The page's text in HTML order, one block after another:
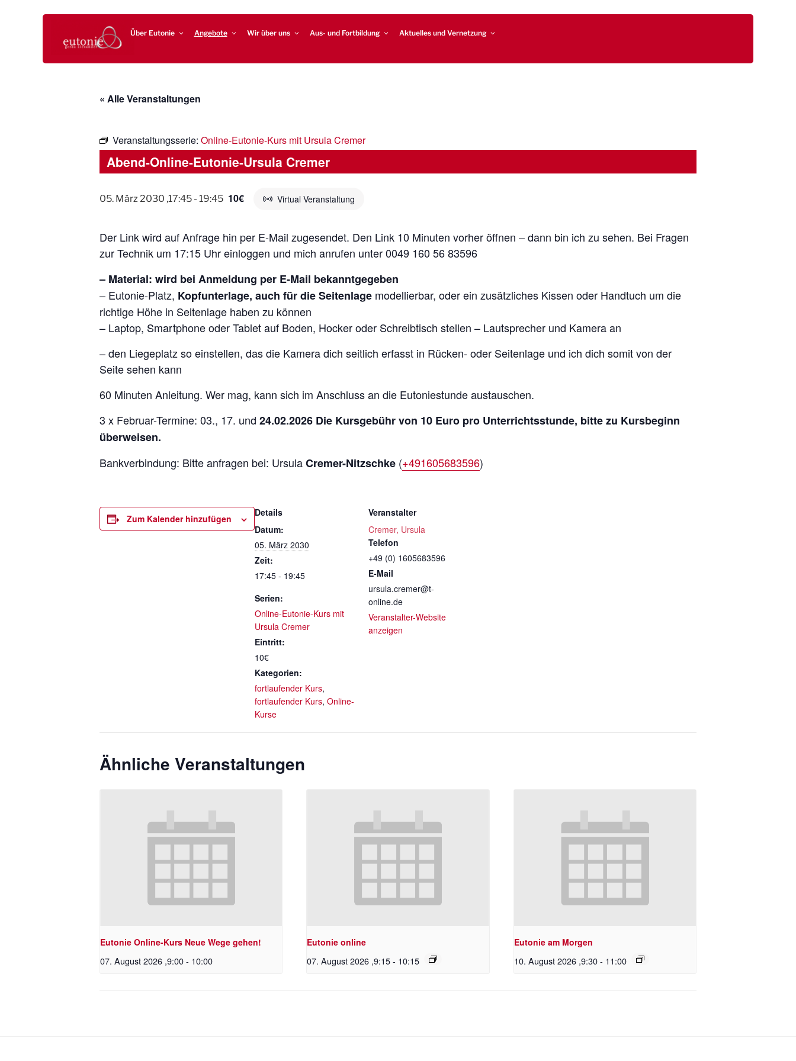
EUTONIE.DE
Über Eutonie Angebote Wir über uns Aus- und Fortbildung Aktuelles und Vernetzung
« Alle Veranstaltungen
Veranstaltungsserie: Online-Eutonie-Kurs mit Ursula Cremer
Abend-Online-Eutonie-Ursula Cremer
05. März 2030 ,17:45 - 19:45 Virtual Veranstaltung
10€
Der Link wird auf Anfrage hin per E-Mail zugesendet. Den Link 10 Minuten vorher öffnen – dann bin ich zu sehen. Bei Fragen
zur Technik um 17:15 Uhr einloggen und mich anrufen unter 0049 160 56 83596
– Material: wird bei Anmeldung per E-Mail bekanntgegeben
– Eutonie-Platz, Kopfunterlage, auch für die Seitenlage modellierbar, oder ein zusätzliches Kissen oder Handtuch um die
richtige Höhe in Seitenlage haben zu können
– Laptop, Smartphone oder Tablet auf Boden, Hocker oder Schreibtisch stellen – Lautsprecher und Kamera an
– den Liegeplatz so einstellen, das die Kamera dich seitlich erfasst in Rücken- oder Seitenlage und ich dich somit von der
Seite sehen kann
60 Minuten Anleitung. Wer mag, kann sich im Anschluss an die Eutoniestunde austauschen.
3 x Februar-Termine: 03., 17. und 24.02.2026 Die Kursgebühr von 10 Euro pro Unterrichtsstunde, bitte zu Kursbeginn
überweisen.
Bankverbindung: Bitte anfragen bei: UrsulaCremer-Nitzschke (+491605683596)
Zum Kalender hinzufügen
Details
Datum:
05. März 2030
Zeit:
17:45 - 19:45
Serien:
Online-Eutonie-Kurs mit
Ursula Cremer
Eintritt:
10€
Kategorien:
fortlaufender Kurs,
fortlaufender Kurs, Online-
Kurse
Veranstalter
Cremer, Ursula
Telefon
+49 (0) 1605683596
E-Mail
ursula.cremer@t-
online.de
Veranstalter-Website
anzeigen
Ähnliche Veranstaltungen
Eutonie Online-Kurs Neue Wege gehen!
07. August 2026 ,9:00- 10:00
Eutonie online
07. August 2026 ,9:15 - 10:15
Eutonie am Morgen
10. August 2026 ,9:30- 11:00